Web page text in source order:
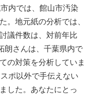
内では、館山市汚染
。地元紙の分析では、
議件数は、対前年比
朗さんは、千葉県内で
の対策を分析していま
ポ以外で手伝えない
した。あなたにとっ